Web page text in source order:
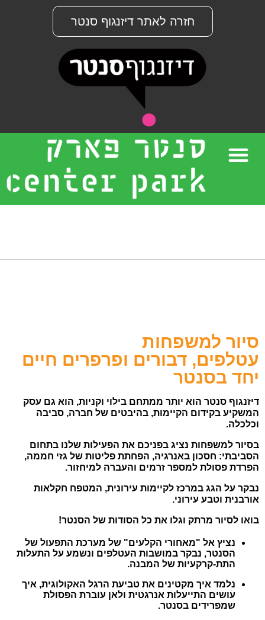
חזרה לאתר דיזנגוף סנטר
סיור למשפחות
עטלפים, דבורים ופרפרים חיים
יחד בסנטר
דיזנגוף סנטר הוא יותר ממתחם בילוי וקניות, הוא גם עסק
המשקיע בקידום הקיימות, בהיבטים של חברה, סביבה
וכלכלה.
בסיור למשפחות נציג בפניכם את הפעילות שלנו בתחום
הסביבתי: חסכון באנרגיה, הפחתת פליטות של גזי חממה,
הפרדת פסולת למספר זרמים והעברה למיחזור.
נבקר על הגג במרכז לקיימות עירונית, המטפח חקלאות
אורבנית וטבע עירוני.
בואו לסיור מרתק וגלו את כל הסודות של הסנטר!
נציץ אל "מאחורי הקלעים" של מערכת התפעול של
הסנטר, נבקר במושבות העטלפים ונשמע על התעלות
התת-קרקעיות של המבנה.
נלמד איך מקטינים את טביעת הרגל האקולוגית, איך
עושים התייעלות אנרגטית ולאן עוברת הפסולת
שמפרידים בסנטר.